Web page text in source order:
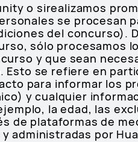
o sirealizamos
se procesan
del concurso).
sólo procesamos
y que sean
Esto se refiere en
para informar los
y cualquier
la edad, las
de plataformas de
administradas por